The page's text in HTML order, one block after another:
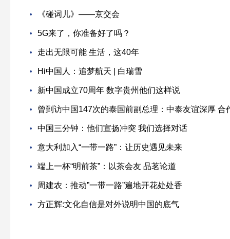
《碰词儿》——京交会
5G来了，你准备好了吗？
走出无限可能 生活，这40年
Hi中国人：追梦航天 | 白瑞雪
新中国成立70周年 数字贵州他们这样说
曾到访中国147次的泰国前副总理：中泰友谊深厚 合
中国三分钟：他们宣扬冲突 我们选择对话
意大利加入“一带一路”：让历史遇见未来
端上一杯“明前茶”：以茶会友 品茗论道
周建农：推动”一带一路”遍地开花处处香
方正辉:文化自信是对外说明中国的底气